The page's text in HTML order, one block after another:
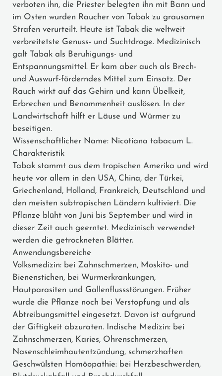
verboten ihn, die Priester belegten ihn mit Bann und
im Osten wurden Raucher von Tabak zu grausamen
Strafen verurteilt. Heute ist Tabak die weltweit
verbreitetste Genuss- und Suchtdroge. Medizinisch
galt Tabak als Beruhigungs- und
Entspannungsmittel. Er kam aber auch als Brech-
und Auswurf-förderndes Mittel zum Einsatz. Der
Rauch wirkt auf das Gehirn und kann Übelkeit,
Erbrechen und Benommenheit auslösen. In der
Landwirtschaft hilft er Läuse und Würmer zu
beseitigen.
Wissenschaftlicher Name: Nicotiana tabacum L.
Charakteristik
Tabak stammt aus dem tropischen Amerika und wird
heute vor allem in den USA, China, der Türkei,
Griechenland, Holland, Frankreich, Deutschland und
den meisten subtropischen Ländern kultiviert. Die
Pflanze blüht von Juni bis September und wird in
dieser Zeit auch geerntet. Medizinisch verwendet
werden die getrockneten Blätter.
Anwendungsbereiche
Volksmedizin: bei Zahnschmerzen, Moskito- und
Bienenstichen, bei Wurmerkrankungen,
Hautparasiten und Gallenflussstörungen. Früher
wurde die Pflanze noch bei Verstopfung und als
Abtreibungsmittel eingesetzt. Davon ist aufgrund
der Giftigkeit abzuraten. Indische Medizin: bei
Zahnschmerzen, Karies, Ohrenschmerzen,
Nasenschleimhautentzündung, schmerzhaften
Geschwülsten Homöopathie: bei Herzbeschwerden,